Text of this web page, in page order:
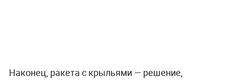
Наконец, ракета с крыльями — решение,